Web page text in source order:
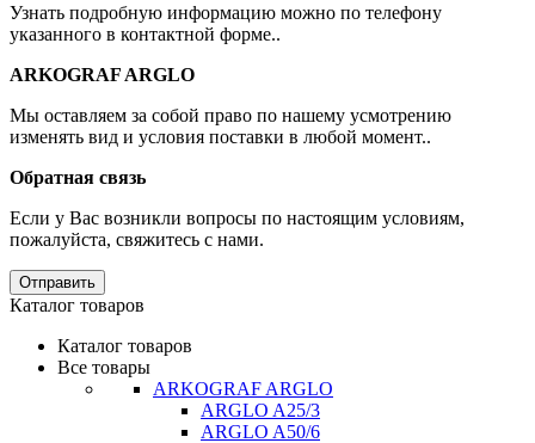
Узнать подробную информацию можно по телефону
указанного в контактной форме..
ARKOGRAF ARGLO
Мы оставляем за собой право по нашему усмотрению
изменять вид и условия поставки в любой момент..
Обратная связь
Если у Вас возникли вопросы по настоящим условиям,
пожалуйста, свяжитесь с нами.
Отправить
Каталог товаров
Каталог товаров
Все товары
ARKOGRAF ARGLO
АRGLO A25/3
АRGLO A50/6